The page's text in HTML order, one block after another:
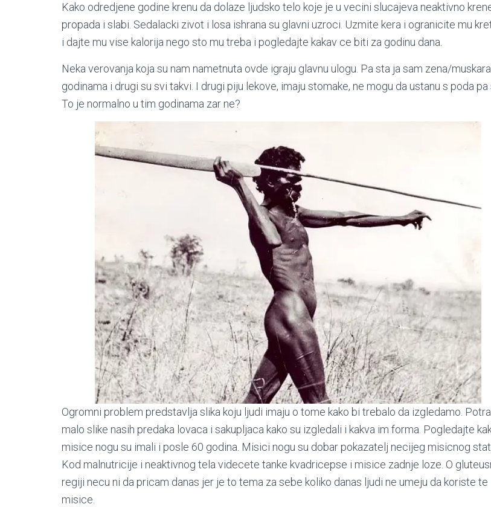
Kako odredjene godine krenu da dolaze ljudsko telo koje je u vecini slucajeva neaktivno
propada i slabi. Sedalacki zivot i losa ishrana su glavni uzroci. Uzmite kera i ogranicite mu
i dajte mu vise kalorija nego sto mu treba i pogledajte kakav ce biti za godinu dana.
Neka verovanja koja su nam nametnuta ovde igraju glavnu ulogu. Pa sta ja sam zena/
godinama i drugi su svi takvi. I drugi piju lekove, imaju stomake, ne mogu da ustanu s poda pa
To je normalno u tim godinama zar ne?
Ogromni problem predstavlja slika koju ljudi imaju o tome kako bi trebalo da izgledamo.
malo slike nasih predaka lovaca i sakupljaca kako su izgledali i kakva im forma. Pogledajte
misice nogu su imali i posle 60 godina. Misici nogu su dobar pokazatelj necijeg misicnog
Kod malnutricije i neaktivnog tela videcete tanke kvadricepse i misice zadnje loze. O
regiji necu ni da pricam danas jer je to tema za sebe koliko danas ljudi ne umeju da koriste te
misice.